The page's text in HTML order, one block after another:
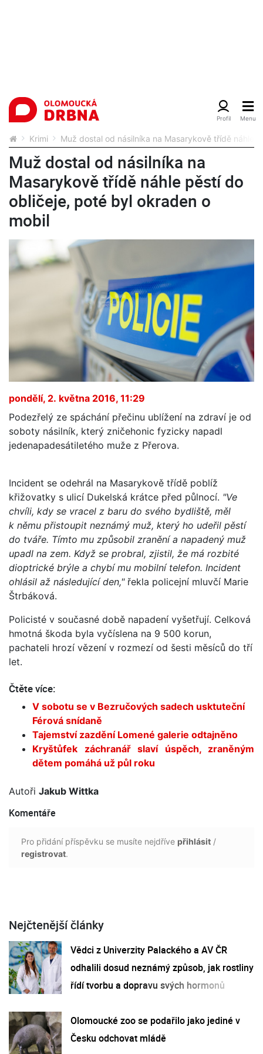
Krimi Muž dostal od násilníka na Masarykově třídě náhle
Muž dostal od násilníka na
Masarykově třídě náhle pěstí do
obličeje, poté byl okraden o
mobil
pondělí, 2. května 2016, 11:29
Podezřelý ze spáchání přečinu ublížení na zdraví je od
soboty násilník, který zničehonic fyzicky napadl
jedenapadesátiletého muže z Přerova.
Incident se odehrál na Masarykově třídě poblíž
křižovatky s ulicí Dukelská krátce před půlnocí. "Ve
chvíli, kdy se vracel z baru do svého bydliště, měl
k němu přistoupit neznámý muž, který ho udeřil pěstí
do tváře. Tímto mu způsobil zranění a napadený muž
upadl na zem. Když se probral, zjistil, že má rozbité
dioptrické brýle a chybí mu mobilní telefon. Incident
ohlásil až následující den,"řekla policejní mluvčí Marie
Štrbáková.
Policisté v současné době napadení vyšetřují. Celková
hmotná škoda byla vyčíslena na 9 500 korun,
pachateli hrozí vězení v rozmezí od šesti měsíců do tří
let.
Čtěte více:
V sobotu se v Bezručových sadech usktuteční
Férová snídaně
Tajemství zazdění Lomené galerie odtajněno
Kryštůfek záchranář slaví úspěch, zraněným
dětem pomáhá už půl roku
Autoři Jakub Wittka
Komentáře
Pro přidání příspěvku se musíte nejdříve přihlásit /
registrovat.
Nejčtenější články
Vědci z Univerzity Palackého a AV ČR
odhalili dosud neznámý způsob, jak rostliny
řídí tvorbu a dopravu svých hormonů
Olomoucké zoo se podařilo jako jediné v
Česku odchovat mládě